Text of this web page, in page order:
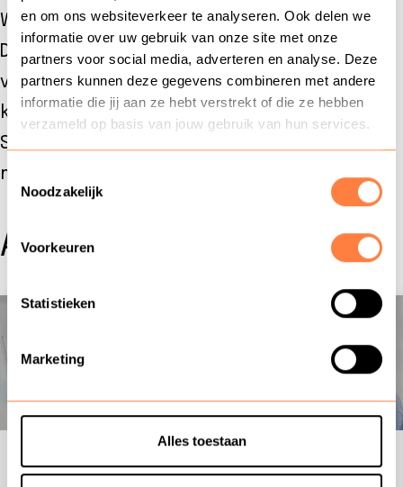
en om ons websiteverkeer te analyseren. Ook delen we
informatie over uw gebruik van onze site met onze
partners voor social media, adverteren en analyse. Deze
partners kunnen deze gegevens combineren met andere
informatie die jij aan ze hebt verstrekt of die ze hebben
verzameld op basis van jouw gebruik van hun services.
Toestemmingsselectie
Noodzakelijk
Voorkeuren
Statistieken
Marketing
Alles toestaan
Wil jij je ontwikkelen binnen klantenservice?
Dan ben je bij ons aan het juiste adres. Hier
vind je opleidingen en trainingen binnen
klantcontact op verschillende niveaus.
Schrijf je direct in of informeer naar
mogelijkheden voor incompany.
Aanbod
Training
1 dag |Op aanvraag